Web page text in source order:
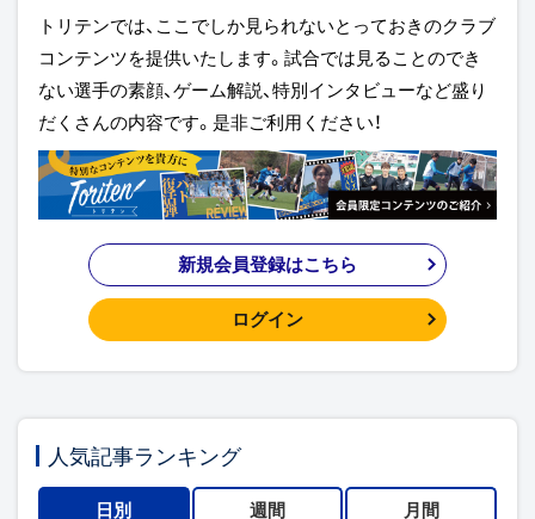
トリテンでは、ここでしか見られないとっておきのクラブ
コンテンツを提供いたします。試合では見ることのでき
ない選手の素顔、ゲーム解説、特別インタビューなど盛り
だくさんの内容です。是非ご利用ください！
新規会員登録はこちら
ログイン
人気記事ランキング
日別 週間 月間